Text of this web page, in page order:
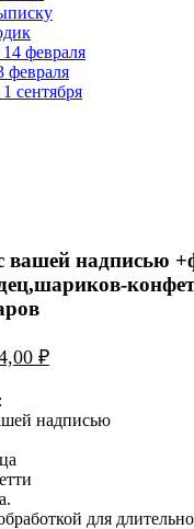
февраля
сентября
надписью
₽
надписью
для